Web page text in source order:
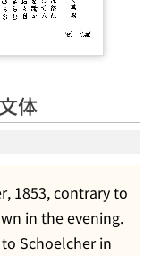
体
1853, contrary to
in the evening.
Schoelcher in